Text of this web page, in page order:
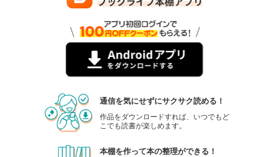
あらすじを表示する
週刊東洋経済 2025年9/13・20合併号
880円 (税込)
試し読み
あらすじを表示する
週刊東洋経済 2025/9/6号
通信を気にせずにサクサク読める！
作品をダウンロードすれば、いつでもど
こでも読書が楽しめます。
本棚を作って本の整理ができる！